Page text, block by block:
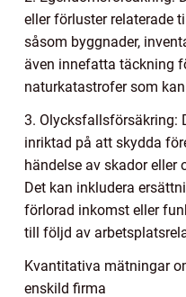
eller förluster relaterade
såsom byggnader,
även innefatta täckning
naturkatastrofer som
3. Olycksfallsförsäkring:
inriktad på att skydda
händelse av skador
Det kan inkludera
förlorad inkomst eller
till följd av
Kvantitativa mätningar
enskild firma